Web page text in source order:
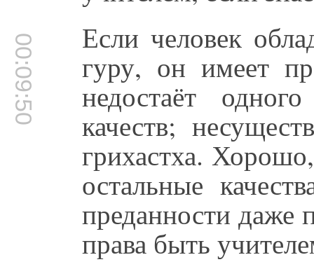
00:09:50 Если человек
гуру, он имеет
недостаёт
качеств;
грихастха.
остальные
преданности даже
права быть